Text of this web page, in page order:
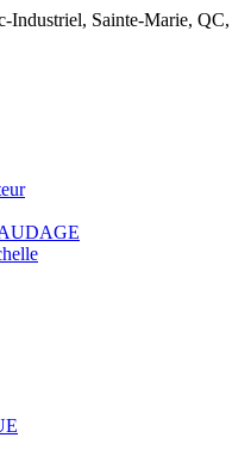
Industriel, Sainte-Marie, QC,